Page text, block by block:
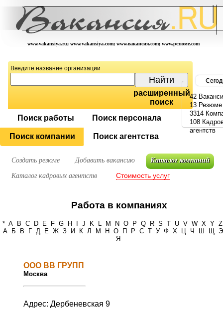
www.vakansiya.ru; www.vakansiya.com; www.вакансия.com; www.резюме.com
Введите название организации
расширенный
поиск
Поиск работы
Поиск персонала
Поиск компании Поиск агентства
42
13 Резюме
3314
108
агентств
Создать резюме Добавить вакансию Каталог компаний
Каталог кадровых агентств Стоимость услуг
Работа в компаниях
* A B C D E F G H J K L M N O P Q R S T U V W X Y Z
А
Б В Г Д Е Ж З И К Л М Н О П Р С Т У Ф Х Ц Ч Ш Щ
Э
Я
ООО ВВ ГРУПП
Москва
Адрес: Дербеневская 9